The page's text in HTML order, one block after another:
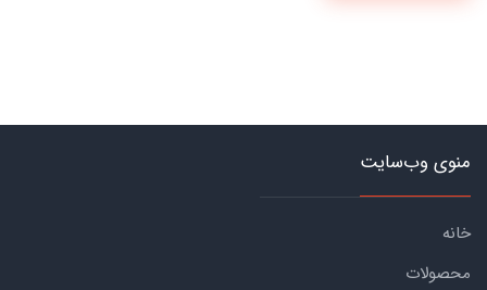
منوی وب‌سایت
خانه
محصولات